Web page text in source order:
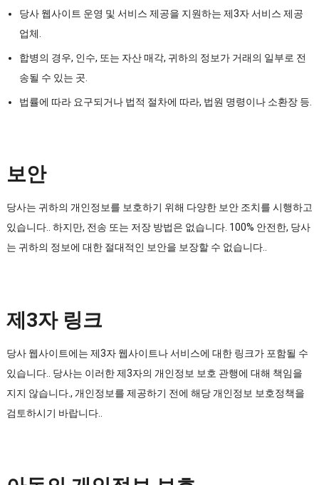
당사 웹사이트 운영 및 서비스 제공을 지원하는 제3자 서비스 제공
업체.
합병의 경우, 인수, 또는 자산 매각, 귀하의 정보가 거래의 일부로 전
송될 수 있는 곳.
법률에 따라 요구되거나 법적 절차에 따라, 법원 명령이나 소환장 등.
보안
당사는 귀하의 개인정보를 보호하기 위해 다양한 보안 조치를 시행하고
있습니다.. 하지만, 전송 또는 저장 방법은 없습니다. 100% 안전한, 당사
는 귀하의 정보에 대한 절대적인 보안을 보장할 수 없습니다..
제3자 링크
당사 웹사이트에는 제3자 웹사이트나 서비스에 대한 링크가 포함될 수
있습니다.. 당사는 이러한 제3자의 개인정보 보호 관행에 대해 책임을
지지 않습니다., 개인정보를 제공하기 전에 해당 개인정보 보호정책을
검토하시기 바랍니다..